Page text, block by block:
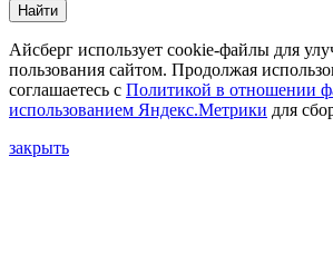
Найти
Айсберг использует cookie-файлы для
пользования сайтом. Продолжая
соглашаетесь с Политикой в отношении
использованием Яндекс.Метрики для
закрыть